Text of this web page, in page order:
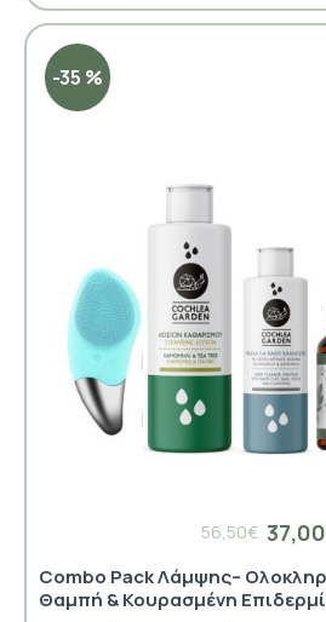
-35 %
56,50€
Combo Pack Λάμψης–
Θαμπή & Κουρασμένη